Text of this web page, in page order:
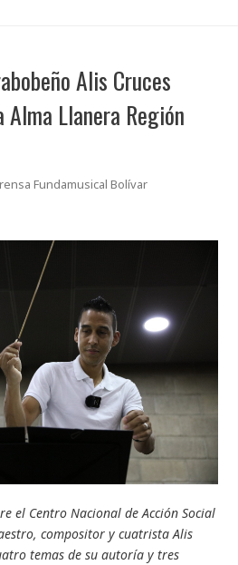
Alis Cruces
Llanera Región
Fundamusical Bolívar
el Centro Nacional de Acción Social
compositor y cuatrista Alis
temas de su autoría y tres